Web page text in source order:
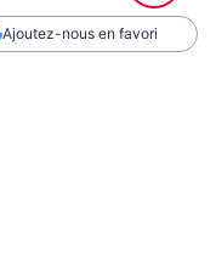
Ajoutez-nous en favori